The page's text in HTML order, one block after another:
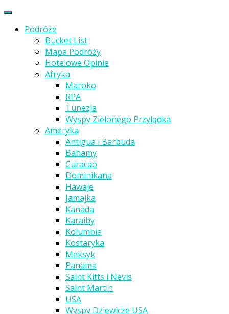
Podróże
Bucket List
Mapa Podróży
Hotelowe Opinie
Afryka
Maroko
RPA
Tunezja
Wyspy Zielonego Przylądka
Ameryka
Antigua i Barbuda
Bahamy
Curacao
Dominikana
Hawaje
Jamajka
Kanada
Karaiby
Kolumbia
Kostaryka
Meksyk
Panama
Saint Kitts i Nevis
Saint Martin
USA
Wyspy Dziewicze USA